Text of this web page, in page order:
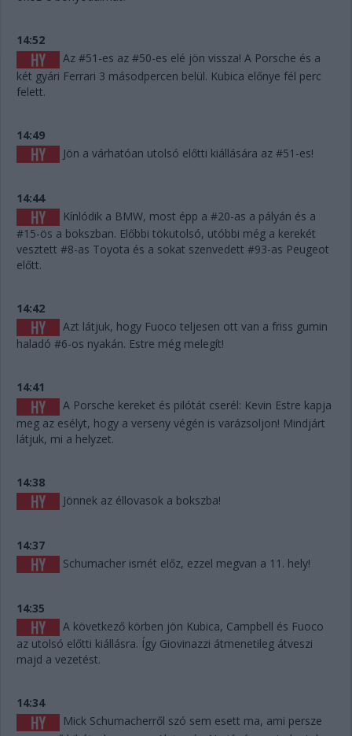
14:52
Az #51-es az #50-es elé jön vissza! A Porsche és a
két gyári Ferrari 3 másodpercen belül. Kubica előnye fél perc
felett.
14:49
Jön a várhatóan utolsó előtti kiállására az #51-es!
14:44
Kínlódik a BMW, most épp a #20-as a pályán és a
#15-ös a bokszban. Előbbi tökutolsó, utóbbi még a kerekét
vesztett #8-as Toyota és a sokat szenvedett #93-as Peugeot
előtt.
14:42
Azt látjuk, hogy Fuoco teljesen ott van a friss gumin
haladó #6-os nyakán. Estre még melegít!
14:41
A Porsche kereket és pilótát cserél: Kevin Estre kapja
meg az esélyt, hogy a verseny végén is varázsoljon! Mindjárt
látjuk, mi a helyzet.
14:38
Jönnek az éllovasok a bokszba!
14:37
Schumacher ismét előz, ezzel megvan a 11. hely!
14:35
A következő körben jön Kubica, Campbell és Fuoco
az utolsó előtti kiállásra. Így Giovinazzi átmenetileg átveszi
majd a vezetést.
14:34
Mick Schumacherről szó sem esett ma, ami persze